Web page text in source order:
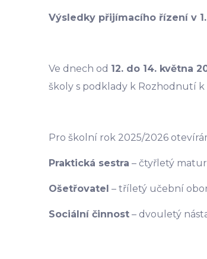
Výsledky přijímacího řízení v
Ve dnech od 12. do 14. května
školy s podklady k Rozhodnutí
Pro školní rok 2025/2026
Praktická sestra – čtyřletý
Ošetřovatel – tříletý učební
Sociální činnost – dvouletý